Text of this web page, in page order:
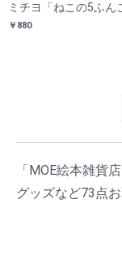
ミチヨ「ねこの5ふん
￥880
「MOE絵本雑貨
グッズなど73点